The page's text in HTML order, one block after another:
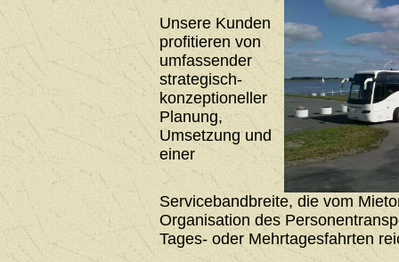
Unsere Kunden
profitieren von
umfassender
strategisch-
konzeptioneller
Planung,
Umsetzung und
einer
Servicebandbreite, die vom
Organisation des
Tages- oder Mehrtagesfahrten